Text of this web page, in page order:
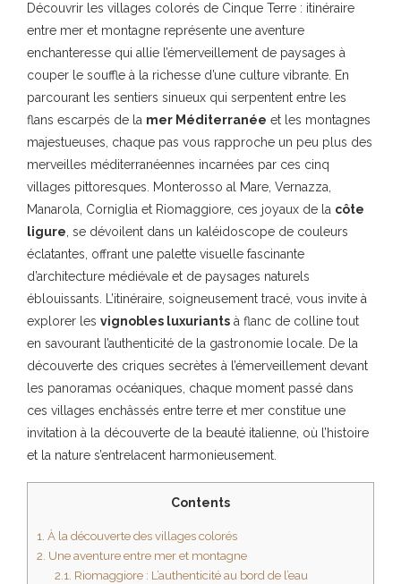
Découvrir les villages colorés de Cinque Terre : itinéraire
entre mer et montagne représente une aventure
enchanteresse qui allie l’émerveillement de paysages à
couper le souffle à la richesse d’une culture vibrante. En
parcourant les sentiers sinueux qui serpentent entre les
flans escarpés de la mer Méditerranée et les montagnes
majestueuses, chaque pas vous rapproche un peu plus des
merveilles méditerranéennes incarnées par ces cinq
villages pittoresques. Monterosso al Mare, Vernazza,
Manarola, Corniglia et Riomaggiore, ces joyaux de la côte
ligure , se dévoilent dans un kaléidoscope de couleurs
éclatantes, offrant une palette visuelle fascinante
d’architecture médiévale et de paysages naturels
éblouissants. L’itinéraire, soigneusement tracé, vous invite à
explorer les vignobles luxuriants à flanc de colline tout
en savourant l’authenticité de la gastronomie locale. De la
découverte des criques secrètes à l’émerveillement devant
les panoramas océaniques, chaque moment passé dans
ces villages enchâssés entre terre et mer constitue une
invitation à la découverte de la beauté italienne, où l’histoire
et la nature s’entrelacent harmonieusement.
Contents
1. À la découverte des villages colorés
2. Une aventure entre mer et montagne
2.1. Riomaggiore : L’authenticité au bord de l’eau